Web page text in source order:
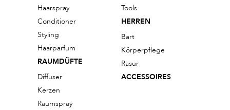
Haarspray
Conditioner
Styling
Haarparfum
RAUMDÜFTE
Diffuser
Kerzen
Raumspray
Tools
HERREN
Bart
Körperpflege
Rasur
ACCESSOIRES